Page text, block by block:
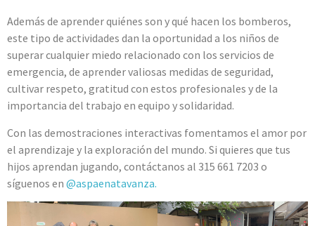
Además de aprender quiénes son y qué hacen los bomberos,
este tipo de actividades dan la oportunidad a los niños de
superar cualquier miedo relacionado con los servicios de
emergencia, de aprender valiosas medidas de seguridad,
cultivar respeto, gratitud con estos profesionales y de la
importancia del trabajo en equipo y solidaridad.
Con las demostraciones interactivas fomentamos el amor por
el aprendizaje y la exploración del mundo. Si quieres que tus
hijos aprendan jugando, contáctanos al 315 661 7203 o
síguenos en @aspaenatavanza.